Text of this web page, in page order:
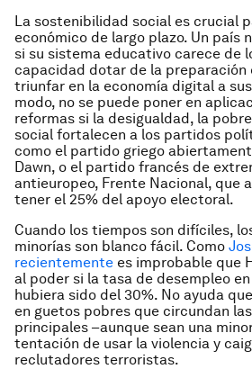
La sostenibilidad social es crucial
económico de largo plazo. Un país
si su sistema educativo carece de
capacidad dotar de la
triunfar en la economía digital a
modo, no se puede poner en
reformas si la desigualdad, la
social fortalecen a los partidos
como el partido griego
Dawn, o el partido francés de
antieuropeo, Frente Nacional, que
tener el 25% del apoyo electoral.
Cuando los tiempos son difíciles,
minorías son blanco fácil. Como
recientemente es improbable que
al poder si la tasa de desempleo
hubiera sido del 30%. No ayuda
en guetos pobres que circundan
principales –aunque sean una
tentación de usar la violencia y
reclutadores terroristas.